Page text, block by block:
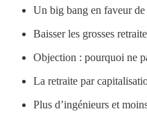
Un big bang en faveur
Baisser les grosses
Objection : pourquoi ne
La retraite par
Plus d’ingénieurs et